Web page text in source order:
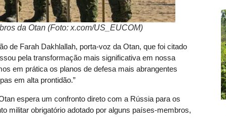
da Otan (Foto: x.com/US_EUCOM)
de Farah Dakhlallah, porta-voz da Otan, que foi citado
pela transformação mais significativa em nossa
em prática os planos de defesa mais abrangentes
em alta prontidão.”
espera um confronto direto com a Rússia para os
militar obrigatório adotado por alguns países-membros,